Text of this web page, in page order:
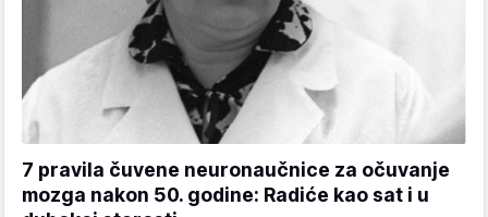
7 pravila čuvene neuronaučnice za očuvanje
mozga nakon 50. godine: Radiće kao sat i u